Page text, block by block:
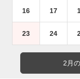
16 17
23 24
2月